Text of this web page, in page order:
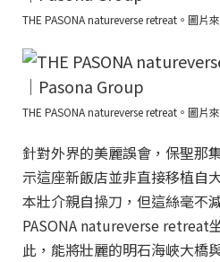
THE PASONA natureverse retreat。圖片
THE PASONA natureverse retreat。圖片
針對外界的美麗誤會，保聖那
示這座新飯店並非直接移植自
本壯介親自操刀，但這絲毫不
PASONA natureverse retreat
此，能將壯麗的明石海峽大橋